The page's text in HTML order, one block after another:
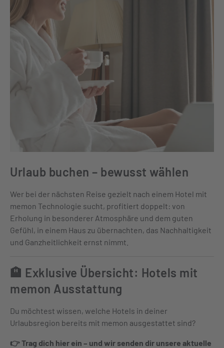
Urlaub buchen – bewusst wählen
Wer bei der nächsten Reise gezielt nach einem Hotel mit
memon Technologie sucht, profitiert doppelt: von
Erholung in besonderer Atmosphäre und dem guten
Gefühl, in einem Haus zu übernachten, das Nachhaltigkeit
und Ganzheitlichkeit ernst nimmt.
🏨 Exklusive Übersicht: Hotels mit
memon Ausstattung
Du möchtest wissen, welche Hotels in deiner
Urlaubsregion bereits mit memon ausgestattet sind?
👉 Trag dich hier ein – und wir senden dir unsere aktuelle